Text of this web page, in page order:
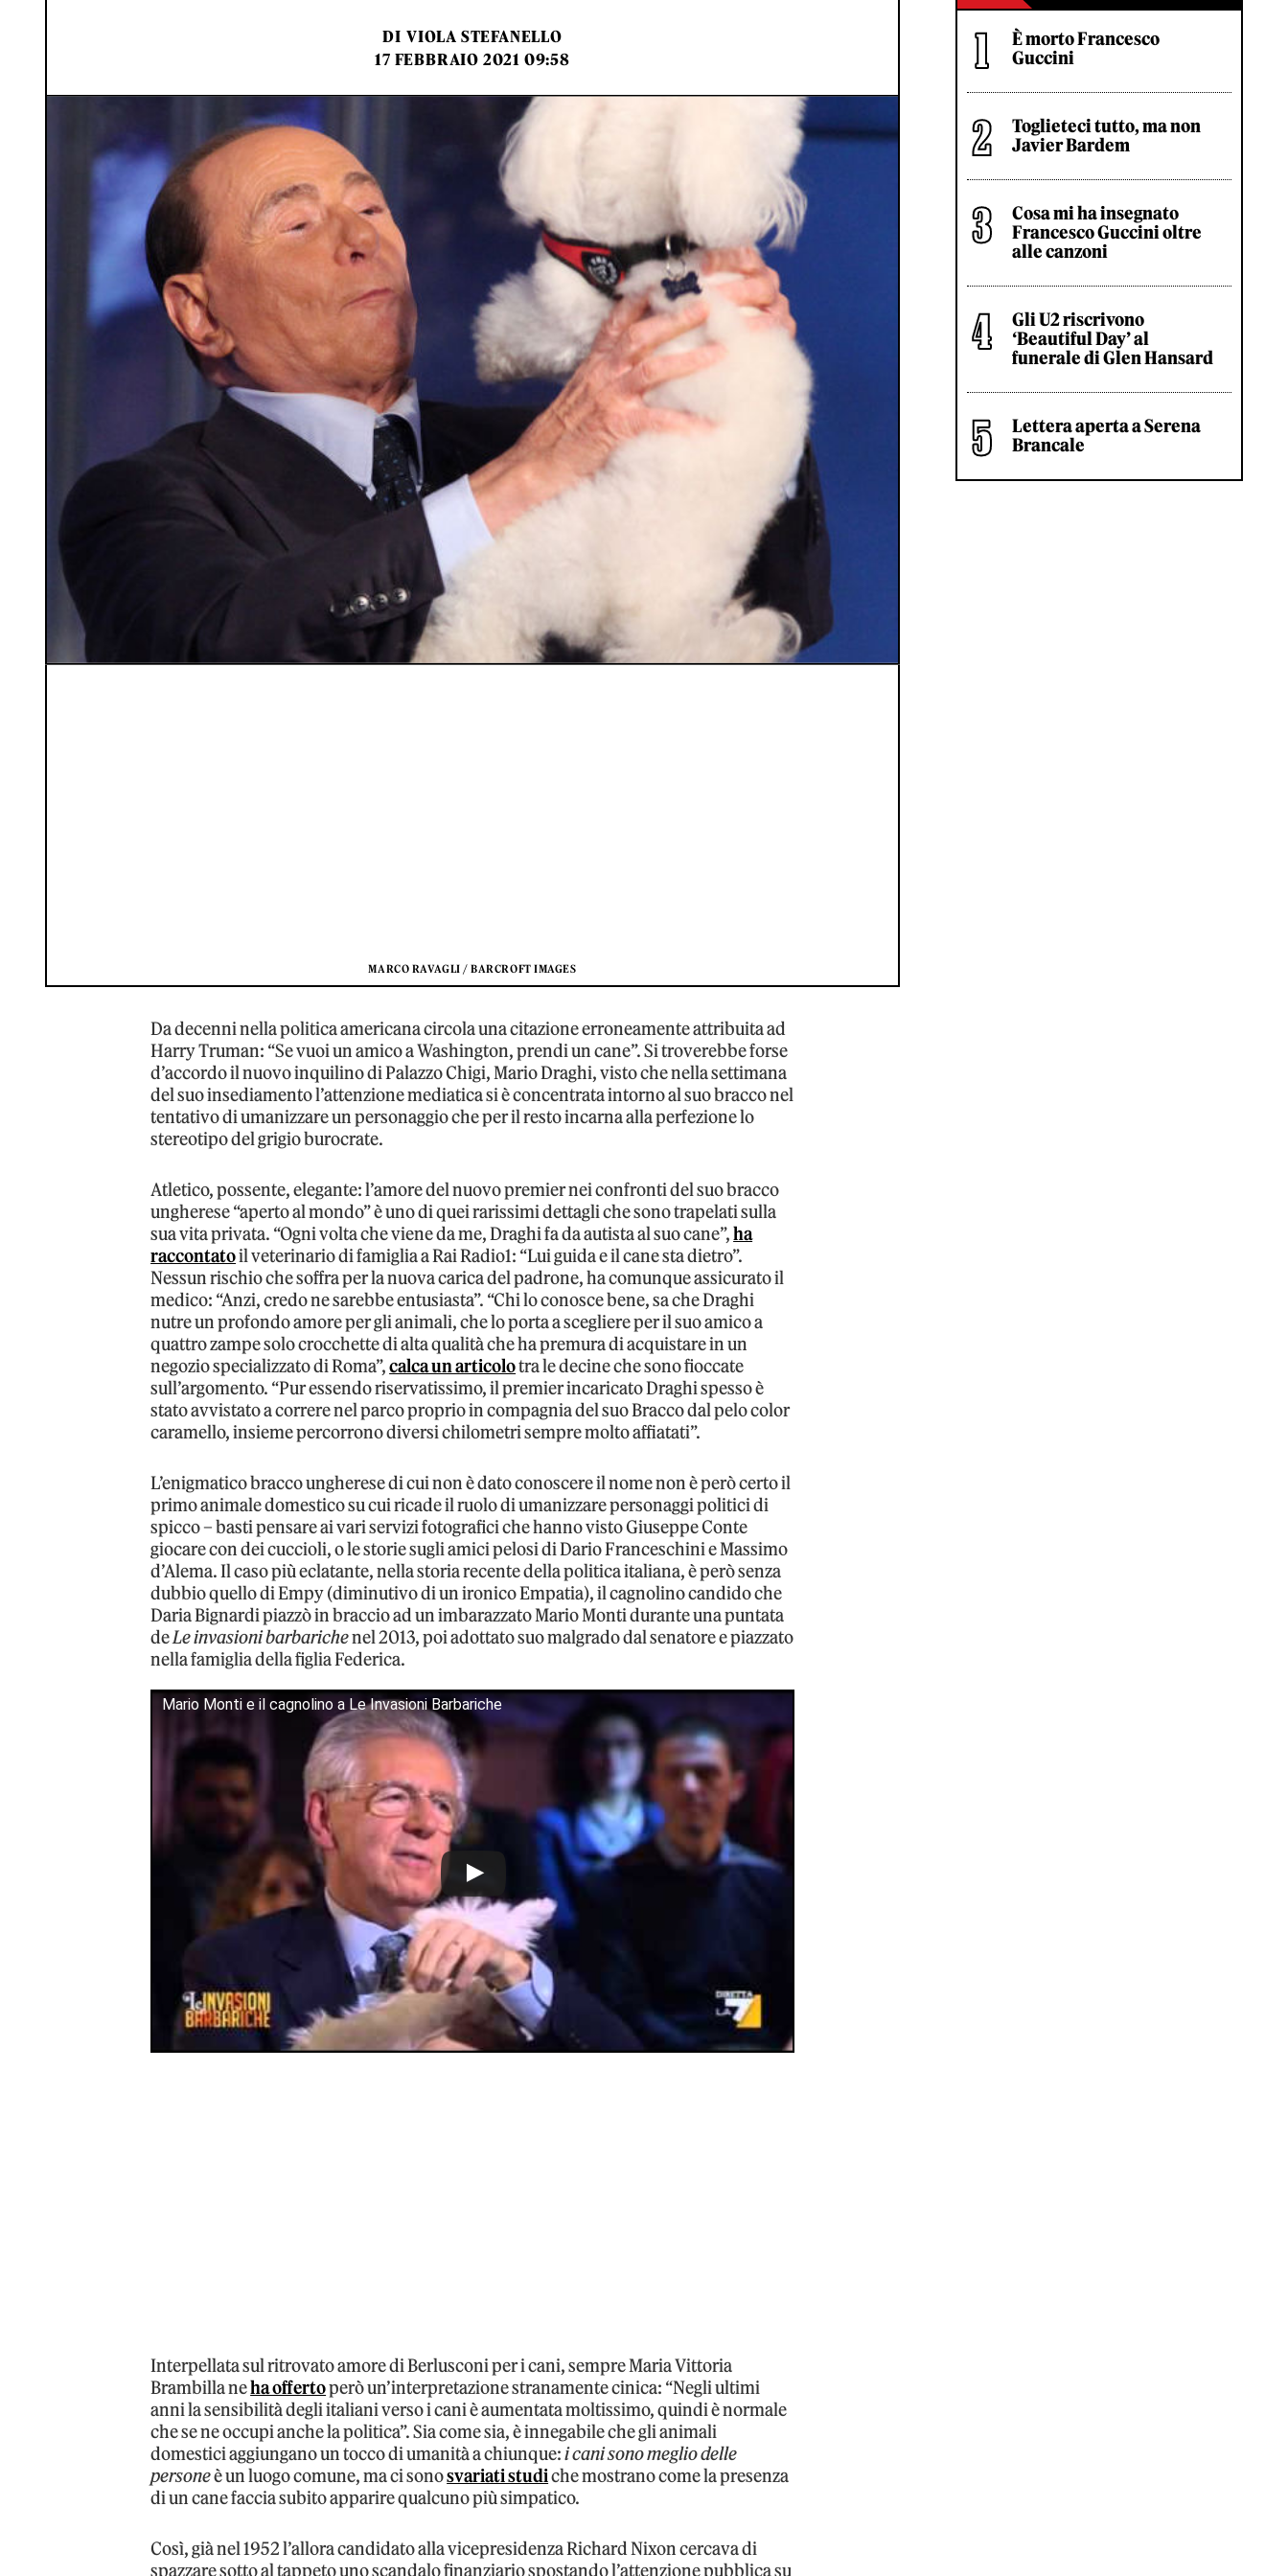
DI VIOLA STEFANELLO
17 FEBBRAIO 2021 09:58
MARCO RAVAGLI / BARCROFT IMAGES
Da decenni nella politica americana circola una citazione erroneamente attribuita ad
Harry Truman: “Se vuoi un amico a Washington, prendi un cane”. Si troverebbe forse
d’accordo il nuovo inquilino di Palazzo Chigi, Mario Draghi, visto che nella settimana
del suo insediamento l’attenzione mediatica si è concentrata intorno al suo bracco nel
tentativo di umanizzare un personaggio che per il resto incarna alla perfezione lo
stereotipo del grigio burocrate.
Atletico, possente, elegante: l’amore del nuovo premier nei confronti del suo bracco
ungherese “aperto al mondo” è uno di quei rarissimi dettagli che sono trapelati sulla
sua vita privata. “Ogni volta che viene da me, Draghi fa da autista al suo cane”,ha
raccontatoil veterinario di famiglia a Rai Radio1: “Lui guida e il cane sta dietro”.
Nessun rischio che soffra per la nuova carica del padrone, ha comunque assicurato il
medico: “Anzi, credo ne sarebbe entusiasta”. “Chi lo conosce bene, sa che Draghi
nutre un profondo amore per gli animali, che lo porta a scegliere per il suo amico a
quattro zampe solo crocchette di alta qualità che ha premura di acquistare in un
negozio specializzato di Roma”,calca un articolotra le decine che sono fioccate
sull’argomento. “Pur essendo riservatissimo, il premier incaricato Draghi spesso è
stato avvistato a correre nel parco proprio in compagnia del suo Bracco dal pelo color
caramello, insieme percorrono diversi chilometri sempre molto affiatati”.
L’enigmatico bracco ungherese di cui non è dato conoscere il nome non è però certo il
primo animale domestico su cui ricade il ruolo di umanizzare personaggi politici di
spicco – basti pensare ai vari servizi fotografici che hanno visto Giuseppe Conte
giocare con dei cuccioli, o le storie sugli amici pelosi di Dario Franceschini e Massimo
d’Alema. Il caso più eclatante, nella storia recente della politica italiana, è però senza
dubbio quello di Empy (diminutivo di un ironico Empatia), il cagnolino candido che
Daria Bignardi piazzò in braccio ad un imbarazzato Mario Monti durante una puntata
deLe invasioni barbarichenel 2013, poi adottato suo malgrado dal senatore e piazzato
nella famiglia della figlia Federica.
Mario Monti e il cagnolino a Le Invasioni Barbariche
Interpellata sul ritrovato amore di Berlusconi per i cani, sempre Maria Vittoria
Brambilla neha offertoperò un’interpretazione stranamente cinica: “Negli ultimi
anni la sensibilità degli italiani verso i cani è aumentata moltissimo, quindi è normale
che se ne occupi anche la politica”. Sia come sia, è innegabile che gli animali
domestici aggiungano un tocco di umanità a chiunque:icani sono meglio delle
personeè un luogo comune, ma ci sonosvariati studiche mostrano come la presenza
di un cane faccia subito apparire qualcuno più simpatico.
Così, già nel 1952 l’allora candidato alla vicepresidenza Richard Nixon cercava di
spazzare sotto al tappeto uno scandalo finanziario spostando l’attenzione pubblica su
È morto Francesco
Guccini
Toglieteci tutto, ma non
Javier Bardem
Cosa mi ha insegnato
Francesco Guccini oltre
alle canzoni
Gli U2 riscrivono
‘Beautiful Day’ al
funerale di Glen Hansard
Lettera aperta a Serena
Brancale